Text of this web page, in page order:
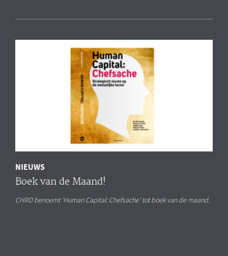
NIEUWS
Boek van de Maand!
CHRO benoemt ‘Human Capital: Chefsache’ tot boek van de maand.